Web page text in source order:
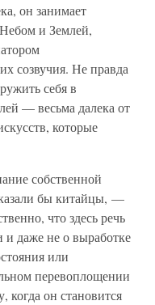
он занимает
и Землей,
созвучия. Не правда
себя в
— весьма далека от
которые
собственной
бы китайцы, —
что здесь речь
и даже не о выработке
или
перевоплощении
когда он становится